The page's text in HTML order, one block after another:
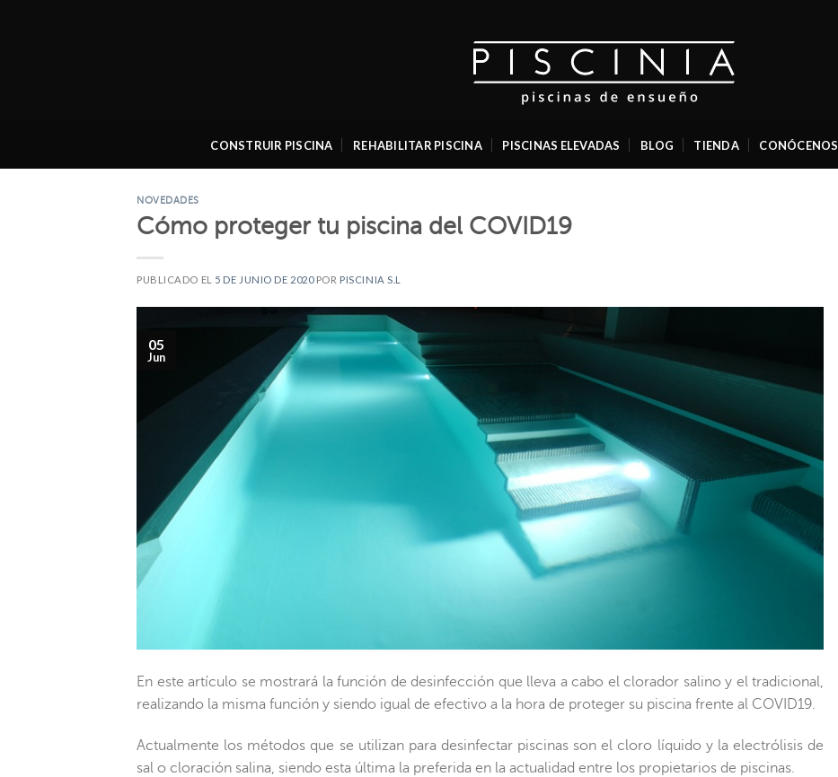
CONSTRUIR PISCINA REHABILITAR PISCINA PISCINAS ELEVADAS BLOG TIENDA CONÓCENOS
NOVEDADES
Cómo proteger tu piscina del COVID19
PUBLICADO EL 5 DE JUNIO DE 2020POR PISCINIA S.L
05
Jun
En este artículo se mostrará la función de desinfección que lleva a cabo el clorador salino y el tradicional,
realizando la misma función y siendo igual de efectivo a la hora de proteger su piscina frente al COVID19.
Actualmente los métodos que se utilizan para desinfectar piscinas son el cloro líquido y la electrólisis de
sal o cloración salina, siendo esta última la preferida en la actualidad entre los propietarios de piscinas.